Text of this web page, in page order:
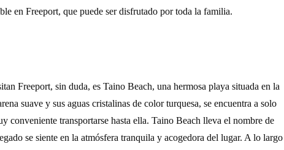
en Freeport, que puede ser disfrutado por toda la familia.
Freeport, sin duda, es Taino Beach, una hermosa playa situada en la
suave y sus aguas cristalinas de color turquesa, se encuentra a solo
conveniente transportarse hasta ella. Taino Beach lleva el nombre de
se siente en la atmósfera tranquila y acogedora del lugar. A lo largo